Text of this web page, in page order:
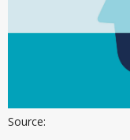
Source: